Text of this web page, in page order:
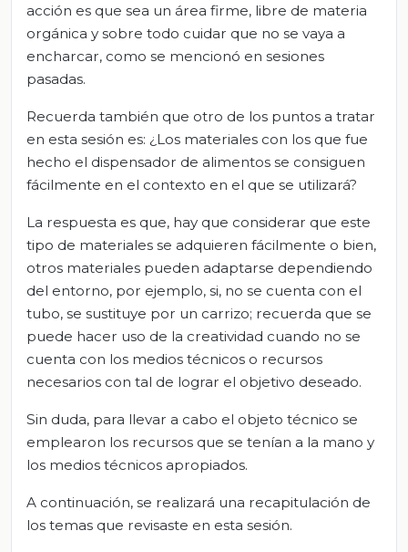
acción es que sea un área firme, libre de materia
orgánica y sobre todo cuidar que no se vaya a
encharcar, como se mencionó en sesiones
pasadas.
Recuerda también que otro de los puntos a tratar
en esta sesión es: ¿Los materiales con los que fue
hecho el dispensador de alimentos se consiguen
fácilmente en el contexto en el que se utilizará?
La respuesta es que, hay que considerar que este
tipo de materiales se adquieren fácilmente o bien,
otros materiales pueden adaptarse dependiendo
del entorno, por ejemplo, si, no se cuenta con el
tubo, se sustituye por un carrizo; recuerda que se
puede hacer uso de la creatividad cuando no se
cuenta con los medios técnicos o recursos
necesarios con tal de lograr el objetivo deseado.
Sin duda, para llevar a cabo el objeto técnico se
emplearon los recursos que se tenían a la mano y
los medios técnicos apropiados.
A continuación, se realizará una recapitulación de
los temas que revisaste en esta sesión.